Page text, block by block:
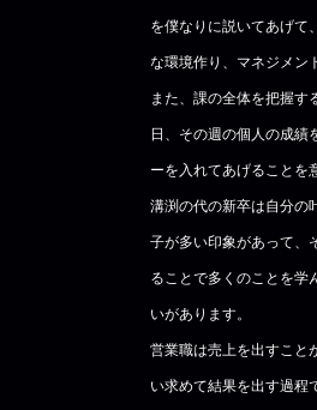
を僕なりに説いてあげて
な環境作り、マネジメン
また、課の全体を把握す
日、その週の個人の成績
ーを入れてあげることを
溝渕の代の新卒は自分の
子が多い印象があって、
ることで多くのことを学
いがあります。
営業職は売上を出すこと
い求めて結果を出す過程